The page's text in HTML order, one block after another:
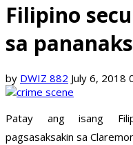
Filipino
sa
by DWIZ 882 July 6, 2018
Patay ang isang
pagsasaksakin sa